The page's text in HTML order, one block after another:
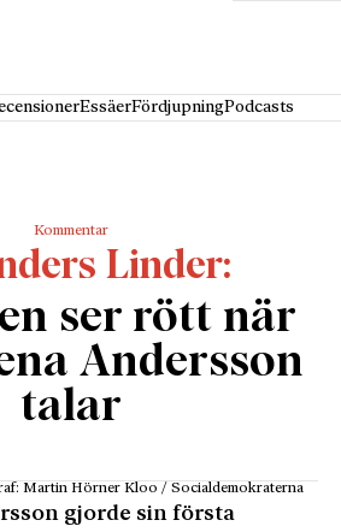
EssäerFördjupningPodcasts
Kommentar
Linder
ser rött när
Andersson
talar
Martin Hörner Kloo / Socialdemokraterna
gjorde sin första